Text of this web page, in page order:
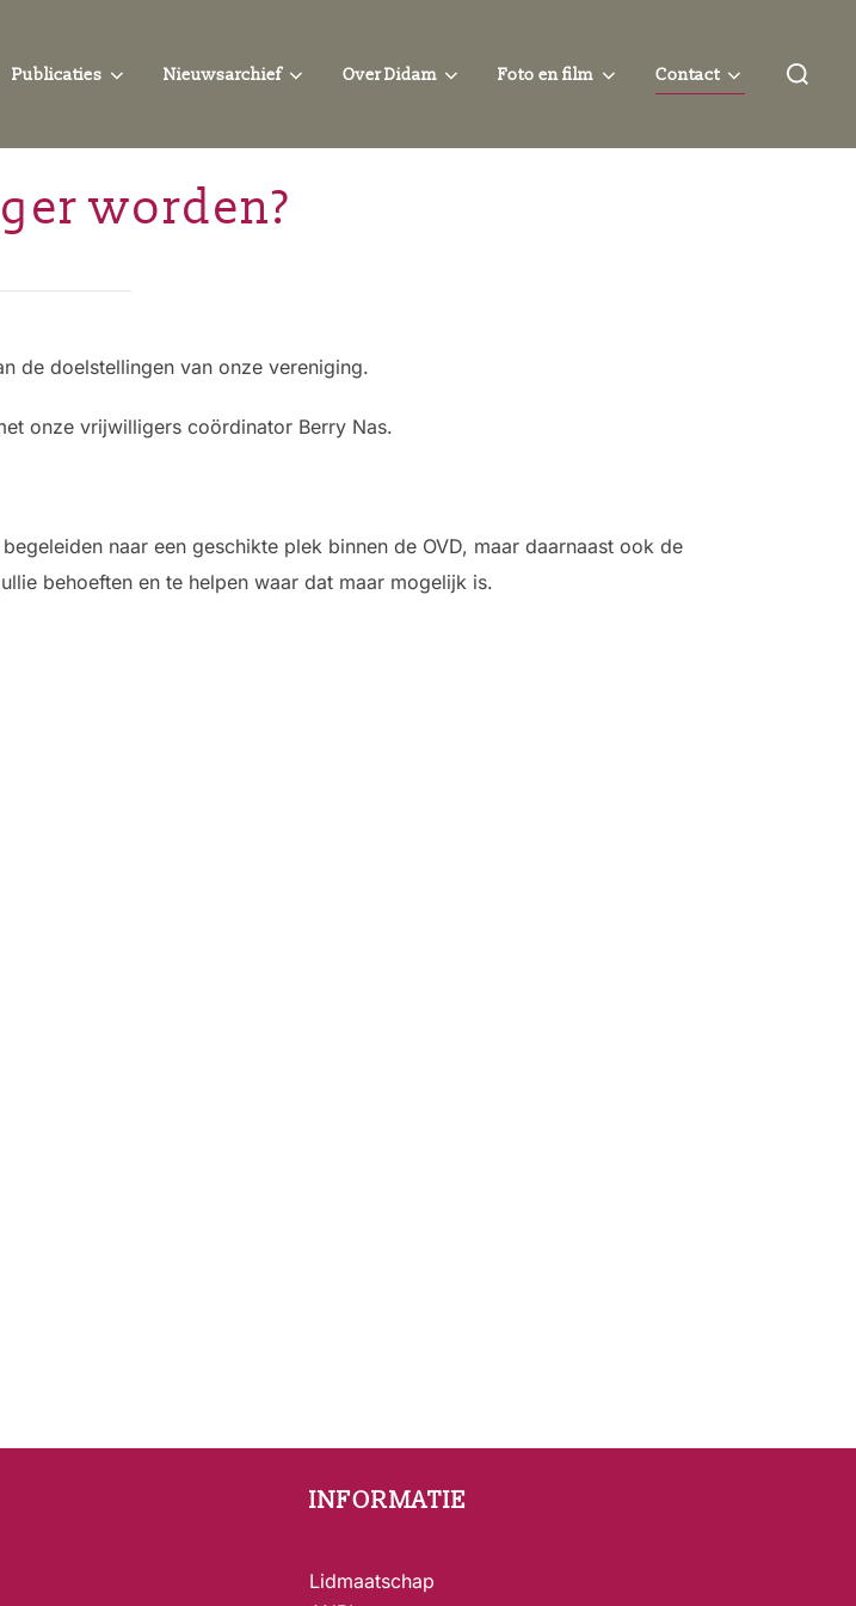
Publicaties Nieuwsarchief Over Didam Foto en film Contact
Zoek
worden?
de doelstellingen van onze vereniging.
onze vrijwilligers coördinator Berry Nas.
naar een geschikte plek binnen de OVD, maar daarnaast ook de
behoeften en te helpen waar dat maar mogelijk is.
INFORMATIE
Lidmaatschap